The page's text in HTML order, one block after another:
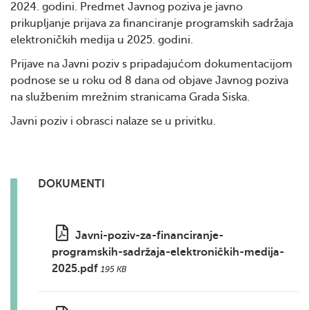
2024. godini. Predmet Javnog poziva je javno
prikupljanje prijava za financiranje programskih sadržaja
elektroničkih medija u 2025. godini.
Prijave na Javni poziv s pripadajućom dokumentacijom
podnose se u roku od 8 dana od objave Javnog poziva
na službenim mrežnim stranicama Grada Siska.
Javni poziv i obrasci nalaze se u privitku.
DOKUMENTI
Javni-poziv-za-financiranje-
programskih-sadržaja-elektroničkih-medija-
2025.pdf 195 KB